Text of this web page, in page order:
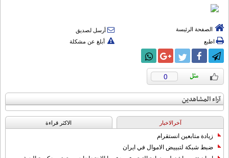
الصفحة الرئيسة
أرسل لصديق
اطبع
أبلغ عن مشكلة
0
آراء المشاهدين
آخرالاخبار الاکثر قراءة
زيادة متابعين انستقرام
ضبط شبكة لتبييض الاموال في ايران